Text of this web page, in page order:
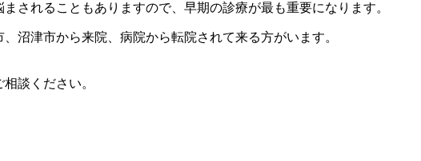
されることもありますので、早期の診療が最も重要になります。
沼津市から来院、病院から転院されて来る方がいます。
談ください。